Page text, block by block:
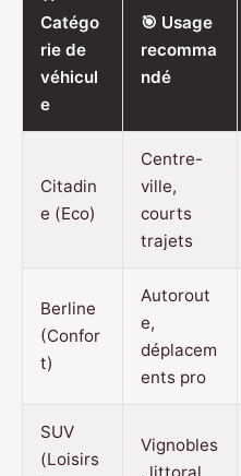
Catégo
rie de
véhicul
e
🎯 Usage
recomma
ndé
Citadin
e (Eco)
Centre-
ville,
courts
trajets
Berline
(Confor
t)
Autorout
e,
déplacem
ents pro
SUV
(Loisirs
Vignobles
, littoral